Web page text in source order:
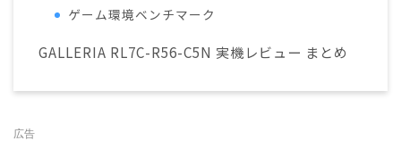
ゲーム環境ベンチマーク
GALLERIA RL7C-R56-C5N 実機レビュー まとめ
広告